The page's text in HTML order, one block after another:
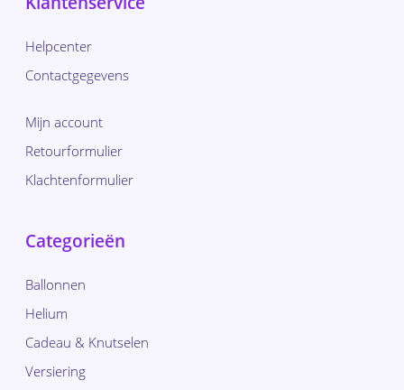
Helpcenter
Contactgegevens
Mijn account
Retourformulier
Klachtenformulier
Categorieën
Ballonnen
Helium
Cadeau & Knutselen
Versiering